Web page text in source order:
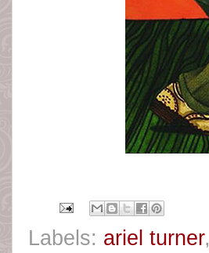
Labels: ariel turner,